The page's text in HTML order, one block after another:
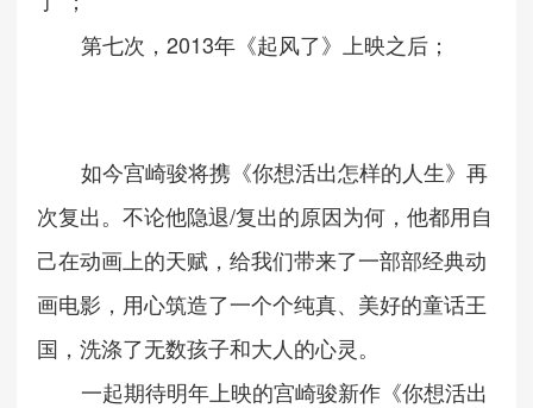
第七次，2013年《起风了》上映之后；
如今宫崎骏将携《你想活出怎样的人生》再
次复出。不论他隐退/复出的原因为何，他都用自
己在动画上的天赋，给我们带来了一部部经典动
画电影，用心筑造了一个个纯真、美好的童话王
国，洗涤了无数孩子和大人的心灵。
一起期待明年上映的宫崎骏新作《你想活出